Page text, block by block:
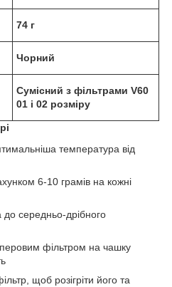
74 г
Чорний
Сумісний з фільтрами V60
01 і 02 розміру
температура від
6-10 грамів на кожні
до середньо-дрібного
фільтром на чашку
щоб розігріти його та